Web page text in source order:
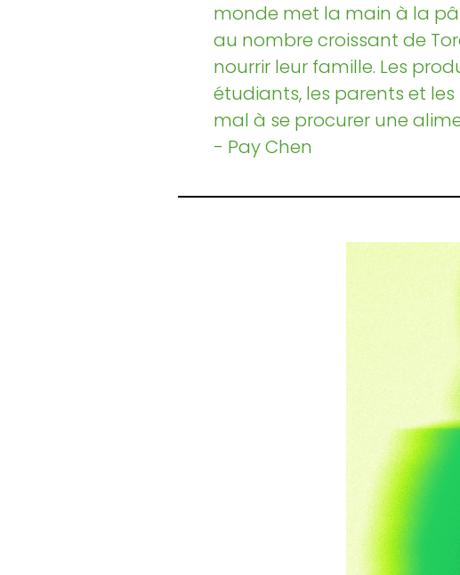
monde met la main à la
au nombre croissant de
nourrir leur famille. Les
étudiants, les parents et
mal à se procurer une
- Pay Chen